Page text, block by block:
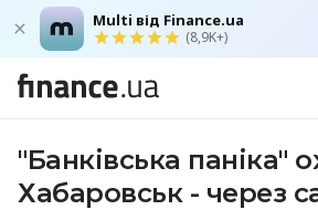
Multi від Finance.ua
(8,9K+)
"Банківська паніка"
Хабаровськ - через